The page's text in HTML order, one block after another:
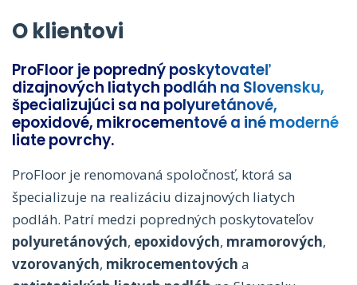
O klientovi
ProFloor je popredný poskytovateľ
dizajnových liatych podláh na Slovensku,
špecializujúci sa na polyuretánové,
epoxidové, mikrocementové a iné moderné
liate povrchy.
ProFloor je renomovaná spoločnosť, ktorá sa
špecializuje na realizáciu dizajnových liatych
podláh. Patrí medzi popredných poskytovateľov
polyuretánových, epoxidových, mramorových,
vzorovaných, mikrocementových a